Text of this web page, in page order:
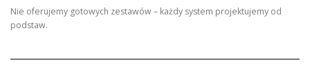
Nie oferujemy gotowych zestawów – każdy system projektujemy od
podstaw.